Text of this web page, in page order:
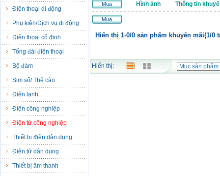
Điện thoại di động
Phụ kiện/Dịch vụ di động
Điện thoại cố định
Tổng đài điện thoại
Bộ đàm
Sim số/ Thẻ cào
Điện lạnh
Điện công nghiệp
Điện tử công nghiệp
Thiết bị điện dân dụng
Điện tử dân dụng
Thiết bị âm thanh
Mua Hình ảnh Thông tin
Mua
Hiển thị 1-0/0 sản phẩm khuyến mãi(1/0
Hiển thị: